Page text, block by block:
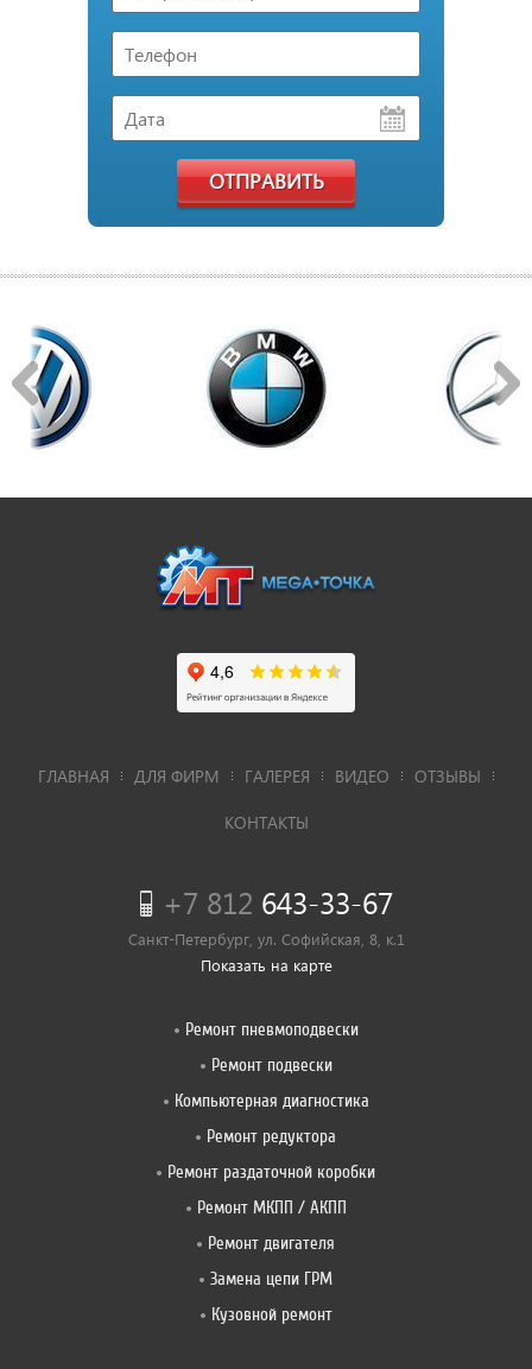
ОТПРАВИТЬ
ГЛАВНАЯ ДЛЯ ФИРМ ГАЛЕРЕЯ ВИДЕО ОТЗЫВЫ
КОНТАКТЫ
+7 812 643-33-67
Санкт-Петербург, ул. Софийская, 8, к.1
Показать на карте
Ремонт пневмоподвески
Ремонт подвески
Компьютерная диагностика
Ремонт редуктора
Ремонт раздаточной коробки
Ремонт МКПП / АКПП
Ремонт двигателя
Замена цепи ГРМ
Кузовной ремонт